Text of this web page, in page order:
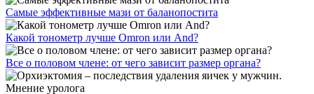
Самые эффективные мази от баланопостита
Какой тонометр лучше Omron или And?
Все о половом члене: от чего зависит размер органа?